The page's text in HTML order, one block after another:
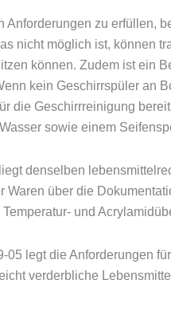
Anforderungen zu erfüllen,
nicht möglich ist, können
können. Zudem ist ein
kein Geschirrspüler an
die Geschirrreinigung
sowie einem
denselben
Waren über die
und
05 legt die Anforderungen
verderbliche